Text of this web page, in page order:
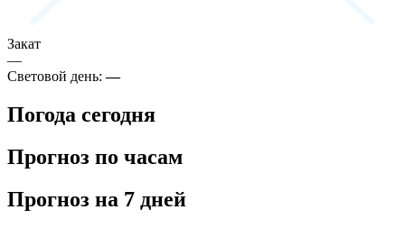
Закат
—
Световой день:—
Погода сегодня
Прогноз по часам
Прогноз на 7 дней